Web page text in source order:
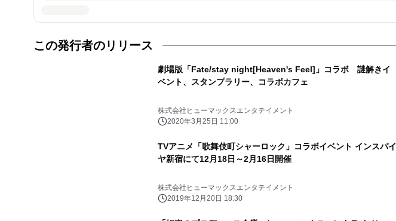
この発行者のリリース
劇場版「Fate/stay night[Heaven's Feel]」コラボ 謎解きイ
ベント、スタンプラリー、コラボカフェ
株式会社ヒューマックスエンタテイメント
2020年3月25日 11:00
TVアニメ「歌舞伎町シャーロック」コラボイベント インスパイ
ヤ新宿にて12月18日～2月16日開催
株式会社ヒューマックスエンタテイメント
2019年12月20日 18:30